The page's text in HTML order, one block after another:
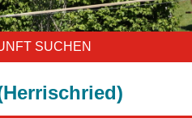
SUCHEN